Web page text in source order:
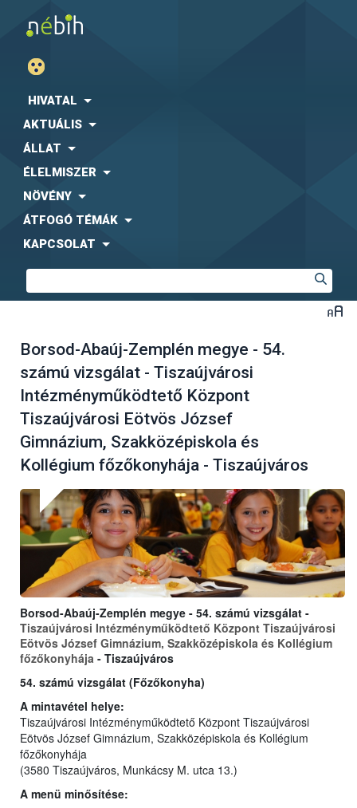
HIVATAL
AKTUÁLIS
ÁLLAT
ÉLELMISZER
NÖVÉNY
ÁTFOGÓ TÉMÁK
KAPCSOLAT
Borsod-Abaúj-Zemplén megye - 54.
számú vizsgálat - Tiszaújvárosi
Intézményműködtető Központ
Tiszaújvárosi Eötvös József
Gimnázium, Szakközépiskola és
Kollégium főzőkonyhája - Tiszaújváros
Borsod-Abaúj-Zemplén megye - 54. számú vizsgálat -
Tiszaújvárosi Intézményműködtető Központ Tiszaújvárosi
Eötvös József Gimnázium, Szakközépiskola és Kollégium
főzőkonyhája - Tiszaújváros
54. számú vizsgálat (Főzőkonyha)
A mintavétel helye:
Tiszaújvárosi Intézményműködtető Központ Tiszaújvárosi
Eötvös József Gimnázium, Szakközépiskola és Kollégium
főzőkonyhája
(3580 Tiszaújváros, Munkácsy M. utca 13.)
A menü minősítése: